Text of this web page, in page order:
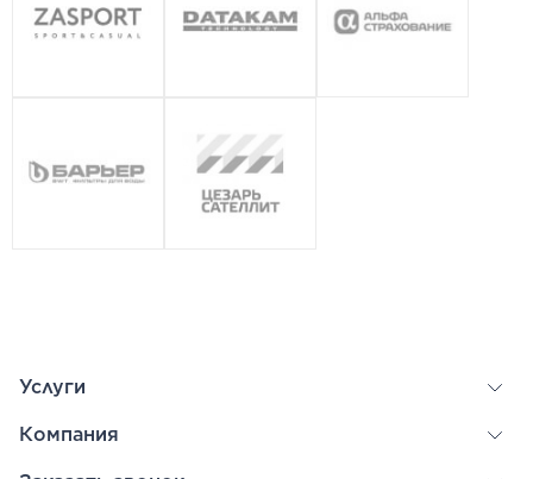
Услуги
Компания